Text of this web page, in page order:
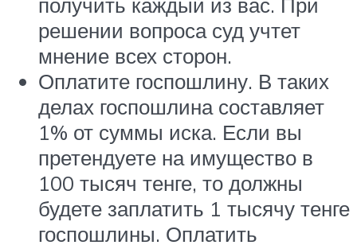
решении вопроса суд учтет
мнение всех сторон.
Оплатите госпошлину. В таких
делах госпошлина составляет
1% от суммы иска. Если вы
претендуете на имущество в
100 тысяч тенге, то должны
будете заплатить 1 тысячу тенге
госпошлины. Оплатить